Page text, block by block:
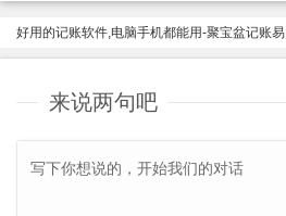
好用的记账软件,电脑手机都能用-聚宝盆记账易
来说两句吧